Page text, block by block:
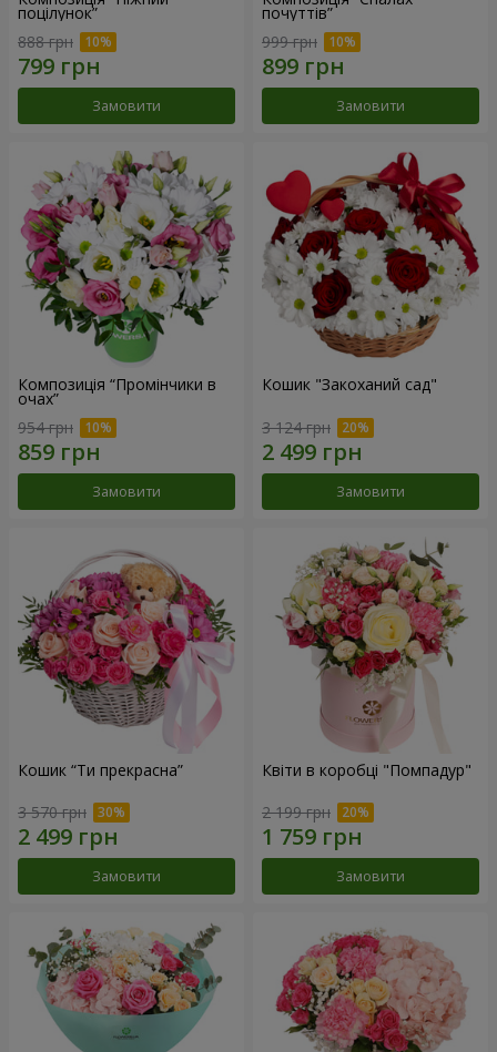
поцілунок”
888 грн
Замовити
почуттів”
999 грн
Замовити
Композиція “Промінчики в
очах”
954 грн
Замовити
Кошик "Закоханий сад"
3 124 грн
Замовити
Кошик “Ти прекрасна”
3 570 грн
Замовити
Квіти в коробці "Помпадур"
2 199 грн
Замовити